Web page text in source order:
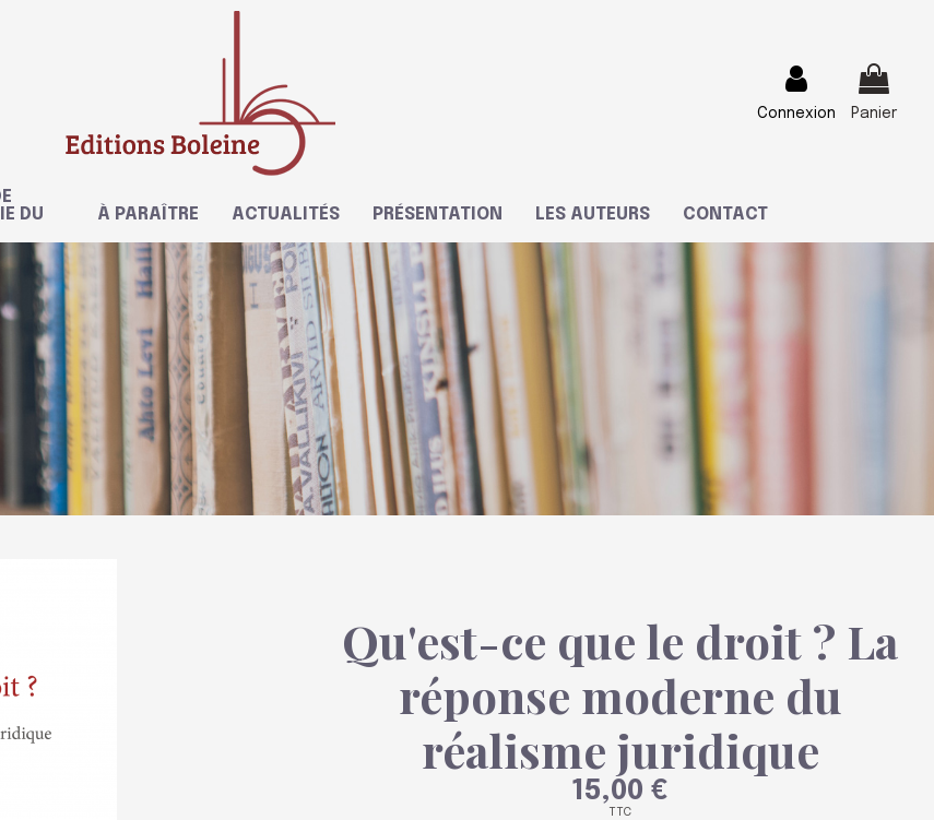
Connexion Panier
DU
À PARAÎTRE ACTUALITÉS PRÉSENTATION LES AUTEURS CONTACT
Qu'est-ce que le droit ? La
réponse moderne du
réalisme juridique
15,00 €
TTC